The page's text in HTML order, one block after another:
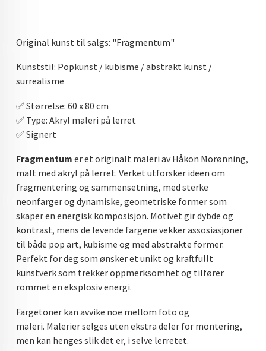
KUNSTNER BLOGG - EN KUNSTNERS DAGBOK
STORE MALERIER TIL STUE
DOPAMIN DECOR NORGE
Original kunst til salgs: "Fragmentum"
Kunststil: Popkunst / kubisme / abstrakt kunst /
surrealisme
✅️ Størrelse: 60 x 80 cm
✅️ Type: Akryl maleri på lerret
✅️ Signert
Fragmentum er et originalt maleri av Håkon Morønning,
malt med akryl på lerret. Verket utforsker ideen om
fragmentering og sammensetning, med sterke
neonfarger og dynamiske, geometriske former som
skaper en energisk komposisjon. Motivet gir dybde og
kontrast, mens de levende fargene vekker assosiasjoner
til både pop art, kubisme og med abstrakte former.
Perfekt for deg som ønsker et unikt og kraftfullt
kunstverk som trekker oppmerksomhet og tilfører
rommet en eksplosiv energi.
Fargetoner kan avvike noe mellom foto og
maleri. Malerier selges uten ekstra deler for montering,
men kan henges slik det er, i selve lerretet.